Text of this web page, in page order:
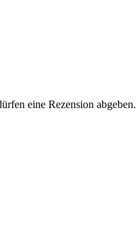
eine Rezension abgeben.